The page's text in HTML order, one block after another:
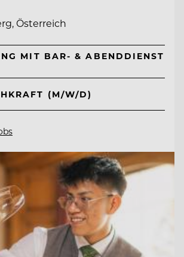
Österreich
MIT BAR- & ABENDDIENST
(M/W/D)